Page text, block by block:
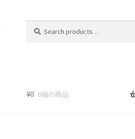
for:
¥0 0個の商品